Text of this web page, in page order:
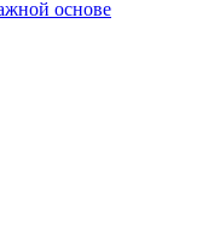
основе